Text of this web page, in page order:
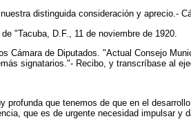
distinguida consideración y aprecio.-
"Tacuba, D.F., 11 de noviembre de 1920.
Cámara de Diputados. "Actual Consejo
signatarios."- Recibo, y transcríbase al
profunda que tenemos de que en el
que es de urgente necesidad impulsar y